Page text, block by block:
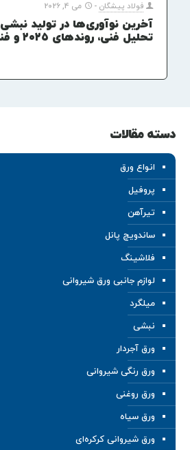
فولاد پیشگان - می 4, 2026
آخرین نوآوری‌ها در تولید نبشی
تحلیل فنی، روندهای ۲۰۲۵ و فناوری‌ها
دسته مقالات
انواع ورق
پروفیل
تیرآهن
ساندویچ پانل
فلاشینگ
لوازم جانبی ورق شیروانی
میلگرد
نبشی
ورق آجردار
ورق رنگی شیروانی
ورق روغنی
ورق سیاه
ورق شیروانی کرکره‌ای